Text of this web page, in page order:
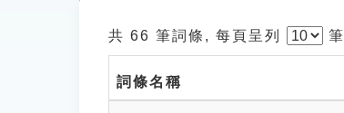
共 66 筆詞條, 每頁呈列 筆
詞條名稱